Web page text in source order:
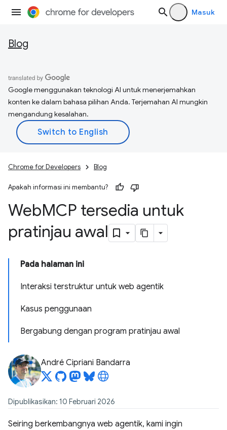
Masuk
Blog
Google menggunakan teknologi AI untuk menerjemahkan
konten ke dalam bahasa pilihan Anda. Terjemahan AI mungkin
mengandung kesalahan.
Chrome for Developers Blog
Apakah informasi ini membantu?
WebMCP tersedia untuk
pratinjau awal
Pada halaman ini
Interaksi terstruktur untuk web agentik
Kasus penggunaan
Bergabung dengan program pratinjau awal
André Cipriani Bandarra
Dipublikasikan: 10 Februari 2026
Seiring berkembangnya web agentik, kami ingin